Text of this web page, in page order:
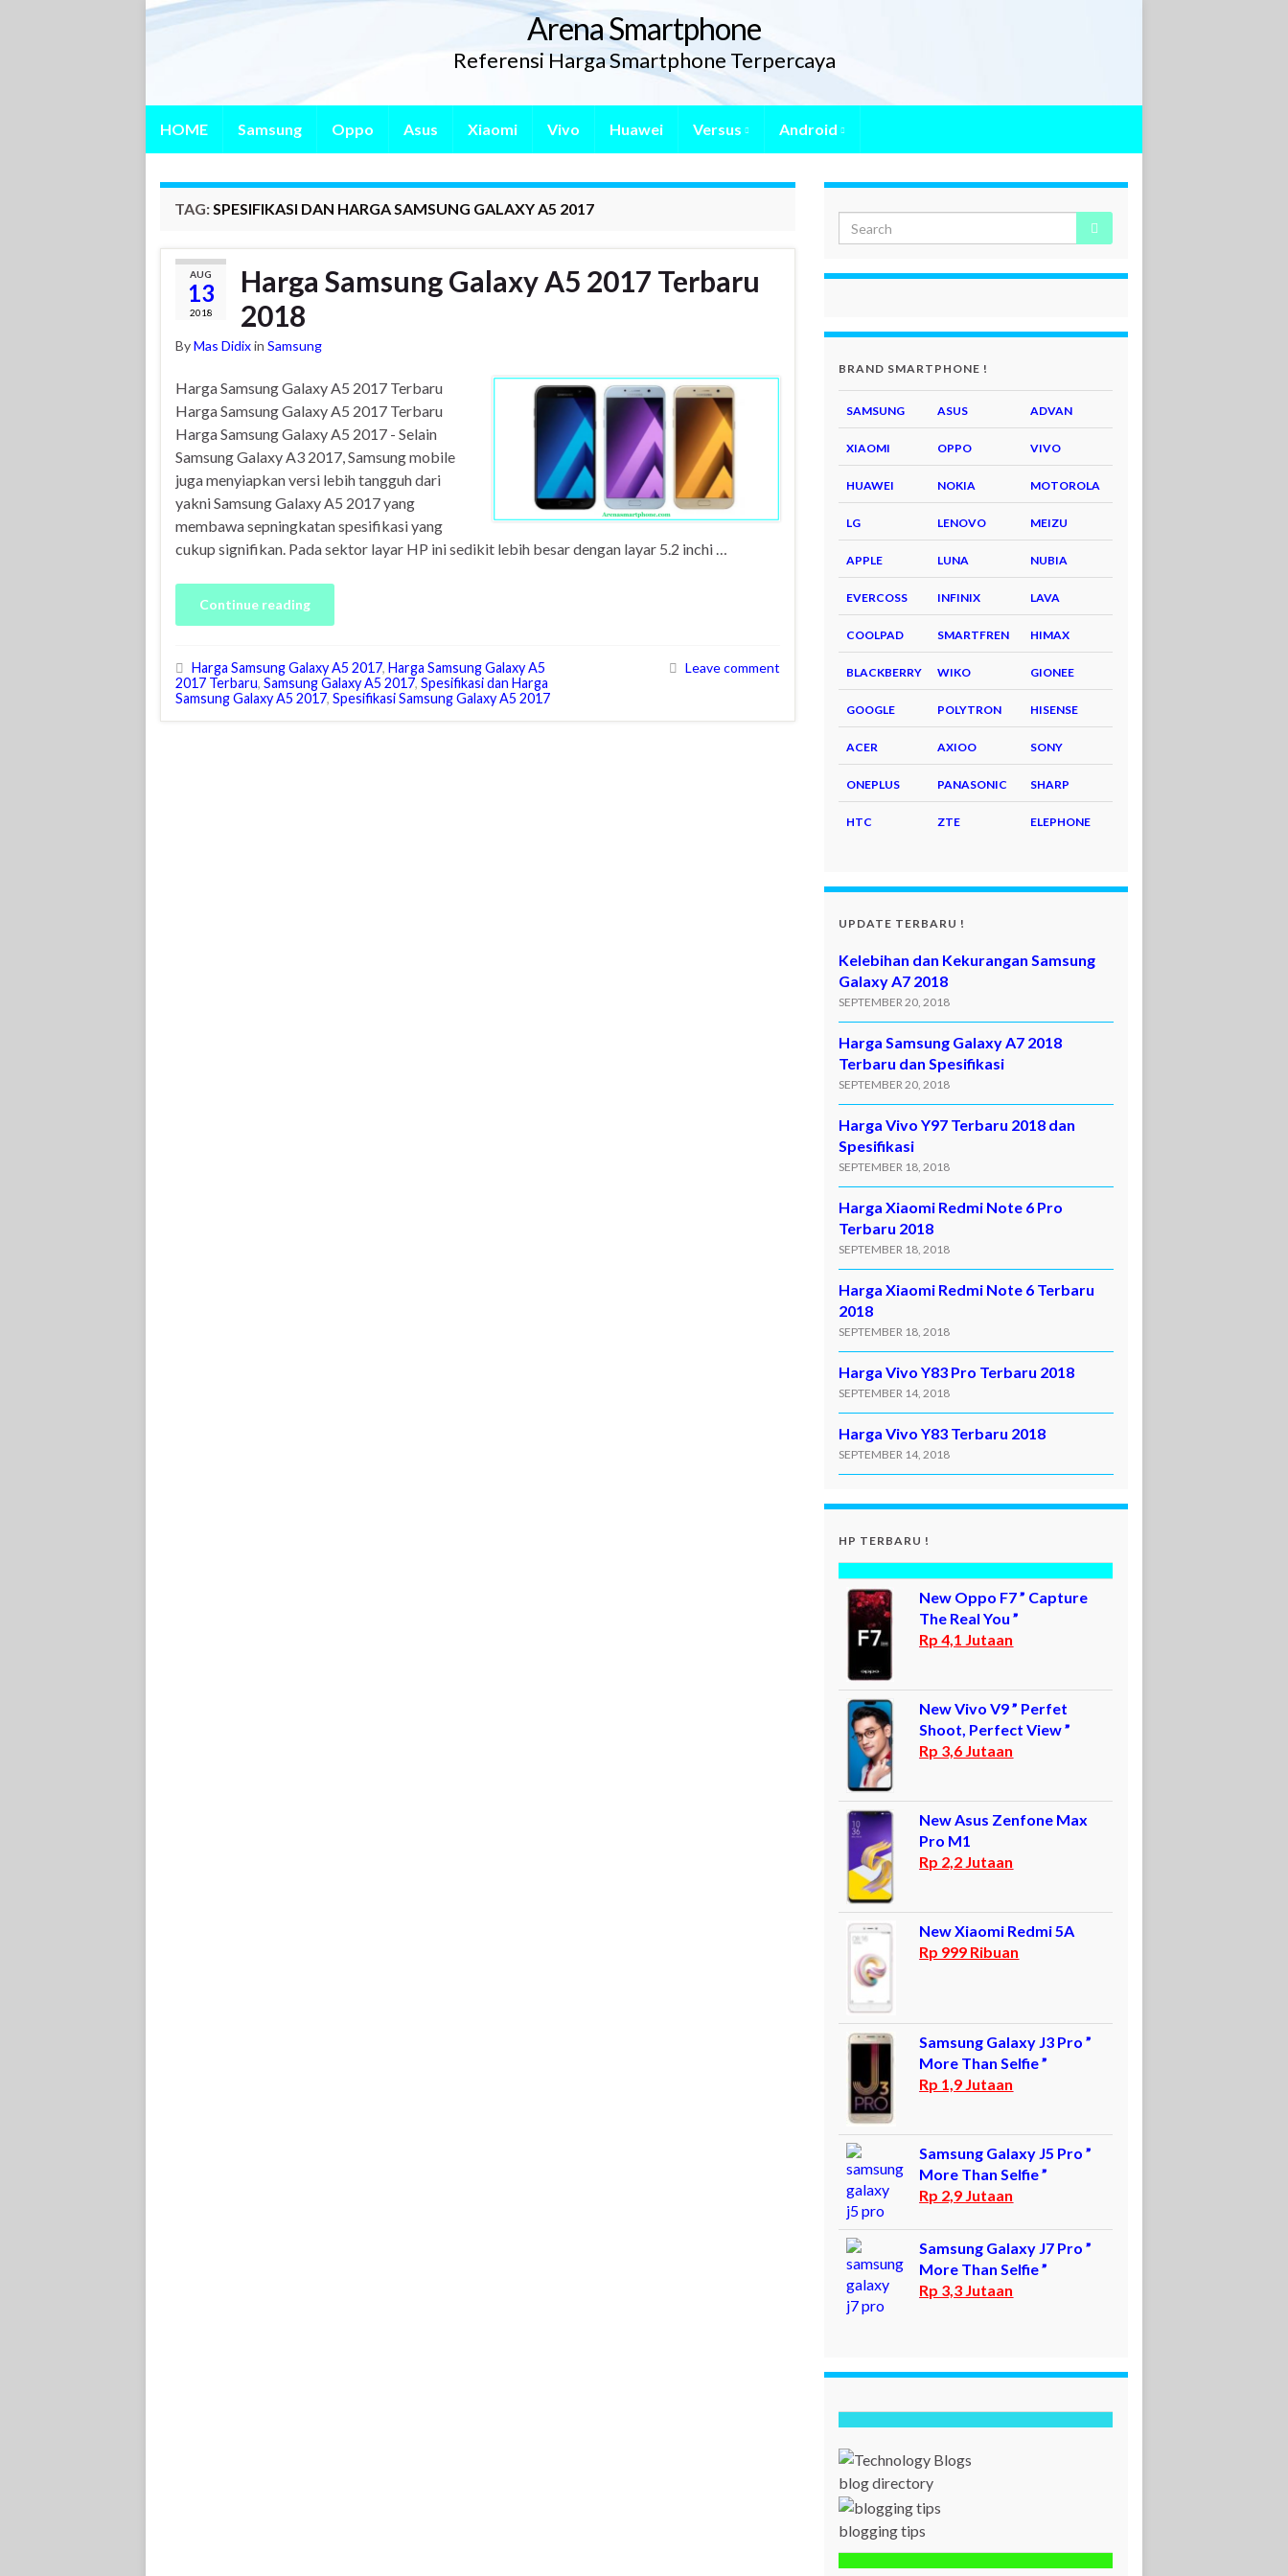
Arena Smartphone
Referensi Harga Smartphone Terpercaya
HOME Samsung Oppo Asus Xiaomi Vivo Huawei Versus Android
TAG:SPESIFIKASI DAN HARGA SAMSUNG GALAXY A5 2017
AUG
13
2018
Harga Samsung Galaxy A5 2017 Terbaru
2018
ByMas Didixin Samsung
Harga Samsung Galaxy A5 2017 Terbaru
Harga Samsung Galaxy A5 2017 Terbaru
Harga Samsung Galaxy A5 2017 - Selain
Samsung Galaxy A3 2017, Samsung mobile
juga menyiapkan versi lebih tangguh dari
yakni Samsung Galaxy A5 2017 yang
membawa sepningkatan spesifikasi yang
cukup signifikan. Pada sektor layar HP ini sedikit lebih besar dengan layar 5.2 inchi …
Continue reading
Harga Samsung Galaxy A5 2017, Harga Samsung Galaxy A5
2017 Terbaru, Samsung Galaxy A5 2017, Spesifikasi dan Harga
Samsung Galaxy A5 2017, Spesifikasi Samsung Galaxy A5 2017
Leave comment
BRAND SMARTPHONE !
SAMSUNG ASUS ADVAN
XIAOMI OPPO VIVO
HUAWEI NOKIA MOTOROLA
LG LENOVO MEIZU
APPLE LUNA NUBIA
EVERCOSS INFINIX LAVA
COOLPAD SMARTFREN HIMAX
BLACKBERRY WIKO GIONEE
GOOGLE POLYTRON HISENSE
ACER AXIOO SONY
ONEPLUS PANASONIC SHARP
HTC ZTE ELEPHONE
UPDATE TERBARU !
Kelebihan dan Kekurangan Samsung
Galaxy A7 2018
SEPTEMBER 20, 2018
Harga Samsung Galaxy A7 2018
Terbaru dan Spesifikasi
SEPTEMBER 20, 2018
Harga Vivo Y97 Terbaru 2018 dan
Spesifikasi
SEPTEMBER 18, 2018
Harga Xiaomi Redmi Note 6 Pro
Terbaru 2018
SEPTEMBER 18, 2018
Harga Xiaomi Redmi Note 6 Terbaru
2018
SEPTEMBER 18, 2018
Harga Vivo Y83 Pro Terbaru 2018
SEPTEMBER 14, 2018
Harga Vivo Y83 Terbaru 2018
SEPTEMBER 14, 2018
HP TERBARU !
New Oppo F7 ” Capture
The Real You ”
Rp 4,1 Jutaan
New Vivo V9 ” Perfet
Shoot, Perfect View ”
Rp 3,6 Jutaan
New Asus Zenfone Max
Pro M1
Rp 2,2 Jutaan
New Xiaomi Redmi 5A
Rp 999 Ribuan
Samsung Galaxy J3 Pro ”
More Than Selfie ”
Rp 1,9 Jutaan
Samsung Galaxy J5 Pro ”
More Than Selfie ”
Rp 2,9 Jutaan
Samsung Galaxy J7 Pro ”
More Than Selfie ”
Rp 3,3 Jutaan
blog directory
blogging tips